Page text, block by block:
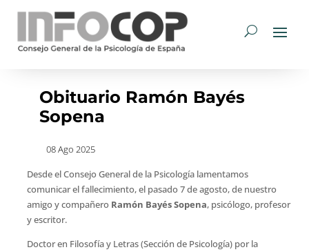
Obituario Ramón Bayés
Sopena
08 Ago 2025
Desde el Consejo General de la Psicología lamentamos
comunicar el fallecimiento, el pasado 7 de agosto, de nuestro
amigo y compañero Ramón Bayés Sopena, psicólogo, profesor
y escritor.
Doctor en Filosofía y Letras (Sección de Psicología) por la